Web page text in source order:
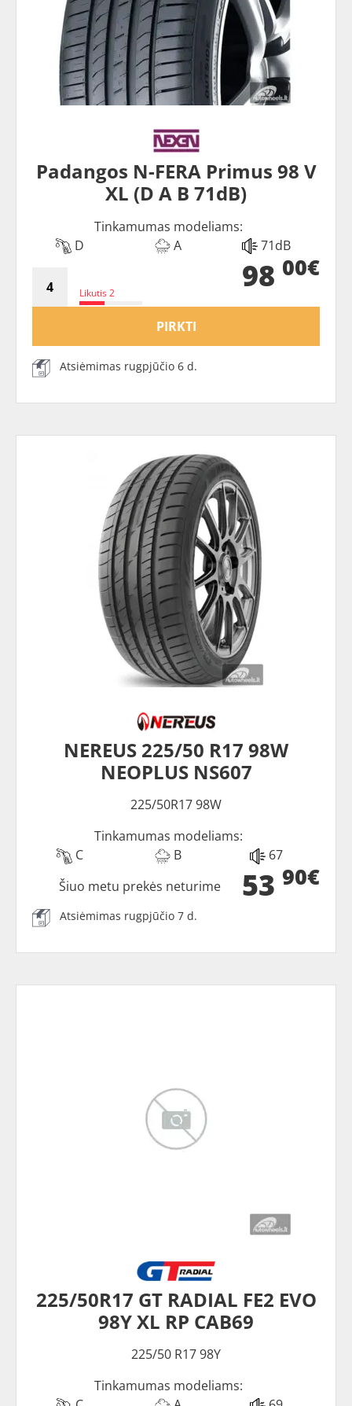
Padangos N-FERA Primus 98 V
XL (D A B 71dB)
Tinkamumas modeliams:
D
A 71dB
Likutis 2 98 00€
PIRKTI
Atsiėmimas rugpjūčio 6 d.
NEREUS 225/50 R17 98W
NEOPLUS NS607
225/50R17 98W
Tinkamumas modeliams:
C
B 67
53 90€
Šiuo metu prekės neturime
Atsiėmimas rugpjūčio 7 d.
225/50R17 GT RADIAL FE2 EVO
98Y XL RP CAB69
225/50 R17 98Y
Tinkamumas modeliams: